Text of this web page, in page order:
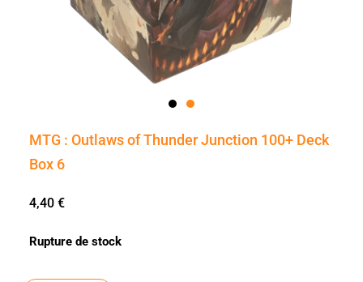
MTG : Outlaws of Thunder Junction 100+ Deck
Box 6
4,40 €
Rupture de stock